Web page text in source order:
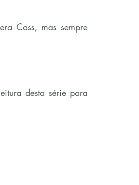
Cass, mas sempre
desta série para